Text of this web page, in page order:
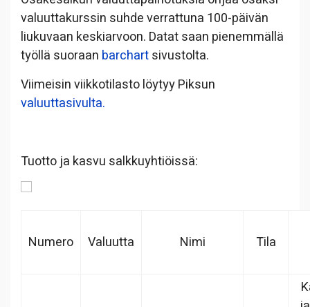
valuuttakurssin suhde verrattuna 100-päivän
liukuvaan keskiarvoon. Datat saan pienemmällä
työllä suoraan barchartsivustolta.
Viimeisin viikkotilasto löytyy Piksun
valuuttasivulta.
Tuotto ja kasvu salkkuyhtiöissä:
Numero Valuutta Nimi Tila